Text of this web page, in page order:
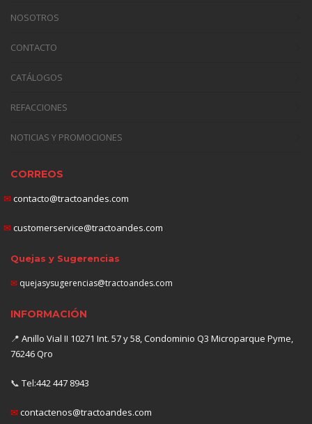
NOSOTROS
CONTACTO
CATÁLOGOS
REFACCIONES
NOTICIAS Y PROMOCIONES
CORREOS
✉ contacto@tractoandes.com
✉ customerservice@tractoandes.com
Quejas y Sugerencias
✉ quejasysugerencias@tractoandes.com
INFORMACIÓN
📍 Anillo Vial II 10271 Int. 57 y 58, Condominio Q3 Microparque Pyme,
76246 Qro
📞 Tel:442 447 8943
✉ contactenos@tractoandes.com